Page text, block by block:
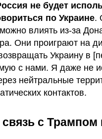
не будет
по Украине.
влиять из-за
Они проиграют на
Украину в
с нами. Я даже не
нейтральные
контактов.
с Трампом